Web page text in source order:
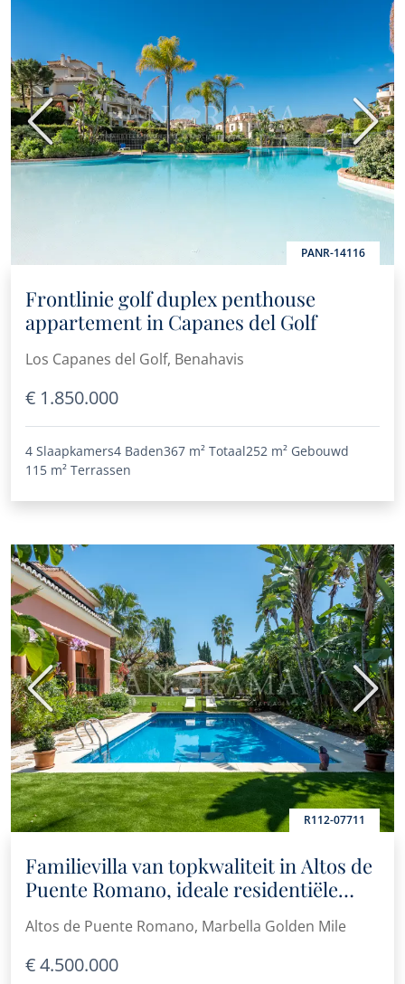
PANR-14116
Vorige
Frontlinie golf duplex penthouse
appartement in Capanes del Golf
Los Capanes del Golf, Benahavis
€ 1.850.000
4 Slaapkamers4 Baden367 m² Totaal252 m² Gebouwd
115 m² Terrassen
R112-07711
Vorige
Familievilla van topkwaliteit in Altos de
Puente Romano, ideale residentiële
locatie aan de Golden Mile
Altos de Puente Romano, Marbella Golden Mile
€ 4.500.000